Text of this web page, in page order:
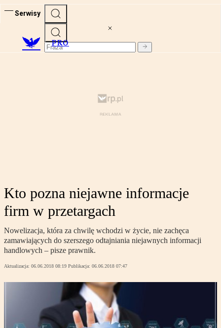
Serwisy
PRO
Kto pozna niejawne informacje
firm w przetargach
Nowelizacja, która za chwilę wchodzi w życie, nie zachęca
zamawiających do szerszego odtajniania niejawnych informacji
handlowych – pisze prawnik.
Aktualizacja: 06.06.2018 08:19 Publikacja: 06.06.2018 07:47